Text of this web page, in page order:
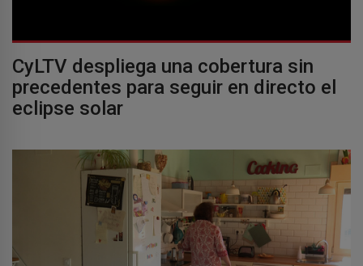
CyLTV despliega una cobertura sin
precedentes para seguir en directo el
eclipse solar